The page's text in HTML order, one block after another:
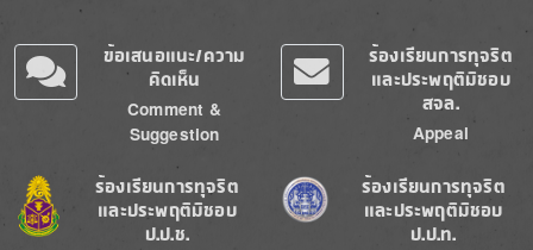
ข้อเสนอแนะ/ความ
คิดเห็น
Comment &
Suggestion
ร้องเรียนการทุจริต
และประพฤติมิชอบ
สจล.
Appeal
Image
ร้องเรียนการทุจริต
และประพฤติมิชอบ
ป.ป.ช.
Image
ร้องเรียนการทุจริต
และประพฤติมิชอบ
ป.ป.ท.